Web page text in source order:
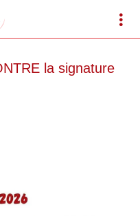
la signature